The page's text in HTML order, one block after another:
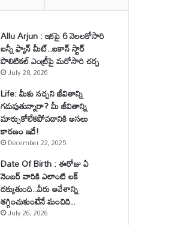
Allu Arjun : ఇకపై 6 నెలలకోసారి
బన్నీ ఫ్యాన్ మీట్..ఐకాన్ స్టార్
పొలిటికల్ ఎంట్రీపై మరోసారి చర్చ
July 28, 2026
Life: మీకు నచ్చని జీవితాన్ని
గడుపుతున్నారా? మీ జీవితాన్ని
మార్చుకోలేకపోవడానికి అసలు
కారణం ఇదే!
December 22, 2025
Date Of Birth : ఈరోజు ఏ
నెంబర్ వారికి ఎలాంటి లక్
దక్కుతుంది..వీరు ఆవేశాన్ని
తగ్గించుకుంటేనే మంచిది..
July 26, 2026